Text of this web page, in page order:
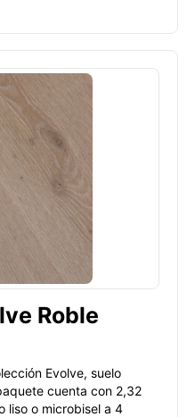
Roble
Evolve, suelo
cuenta con 2,32
liso o microbisel a 4